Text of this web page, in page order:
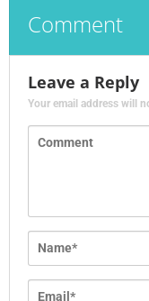
Comment
Leave a Reply
Your email address will